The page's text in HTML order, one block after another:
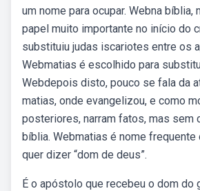
um nome para ocupar. Webna bíblia,
papel muito importante no início do
substituiu judas iscariotes entre os
Webmatias é escolhido para
Webdepois disto, pouco se fala da
matias, onde evangelizou, e como
posteriores, narram fatos, mas sem
bíblia. Webmatias é nome frequente
quer dizer “dom de deus”.
É o apóstolo que recebeu o dom do